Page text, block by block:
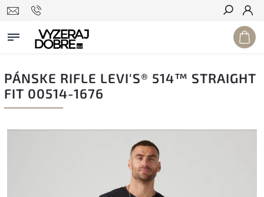
Hľadať
PÁNSKE RIFLE LEVI'S® 514™ STRAIGHT
FIT 00514-1676